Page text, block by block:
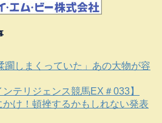
躙しまくっていた」あの大物が容
テリジェンス競馬EX＃033】
け！頓挫するかもしれない発表